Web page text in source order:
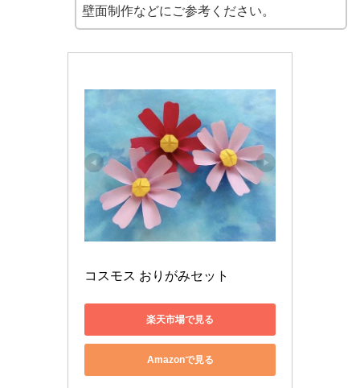
壁面制作などにご参考ください。
コスモス おりがみセット
楽天市場で見る
Amazonで見る